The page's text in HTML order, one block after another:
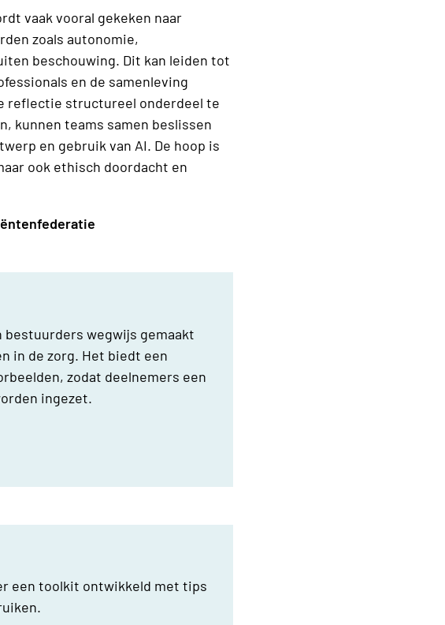
vaak vooral gekeken naar
zoals autonomie,
beschouwing. Dit kan leiden tot
en de samenleving
reflectie structureel onderdeel te
kunnen teams samen beslissen
en gebruik van AI. De hoop is
ook ethisch doordacht en
bestuurders wegwijs gemaakt
in de zorg. Het biedt een
zodat deelnemers een
ingezet.
een toolkit ontwikkeld met tips